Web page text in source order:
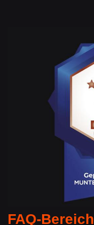
FAQ-Bereich